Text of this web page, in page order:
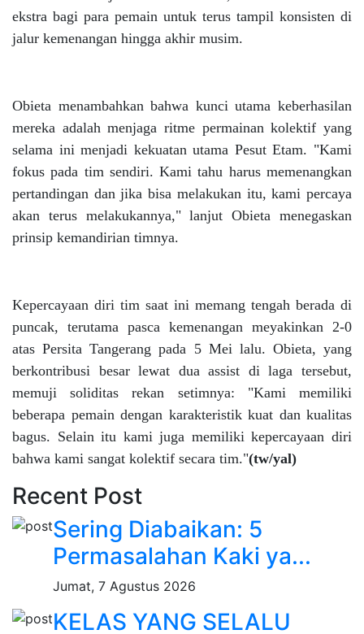
ekstra bagi para pemain untuk terus tampil konsisten di
jalur kemenangan hingga akhir musim.
Obieta menambahkan bahwa kunci utama keberhasilan
mereka adalah menjaga ritme permainan kolektif yang
selama ini menjadi kekuatan utama Pesut Etam. "Kami
fokus pada tim sendiri. Kami tahu harus memenangkan
pertandingan dan jika bisa melakukan itu, kami percaya
akan terus melakukannya," lanjut Obieta menegaskan
prinsip kemandirian timnya.
Kepercayaan diri tim saat ini memang tengah berada di
puncak, terutama pasca kemenangan meyakinkan 2-0
atas Persita Tangerang pada 5 Mei lalu. Obieta, yang
berkontribusi besar lewat dua assist di laga tersebut,
memuji soliditas rekan setimnya: "Kami memiliki
beberapa pemain dengan karakteristik kuat dan kualitas
bagus. Selain itu kami juga memiliki kepercayaan diri
bahwa kami sangat kolektif secara tim."(tw/yal)
Recent Post
Sering Diabaikan: 5
Permasalahan Kaki ya...
Jumat, 7 Agustus 2026
KELAS YANG SELALU